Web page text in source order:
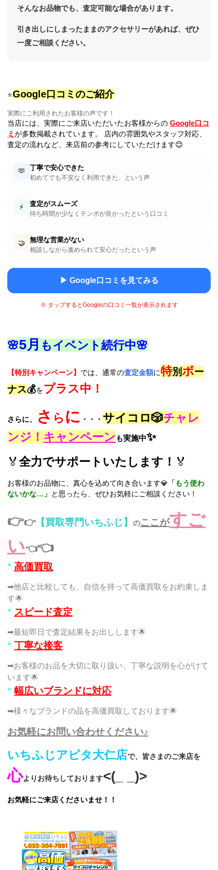
そんなお品物でも、査定可能な場合があります。
引き出しにしまったままのアクセサリーがあれば、ぜひ
一度ご相談ください。
⭐Google口コミのご紹介
実際にご利用されたお客様の声です！
当店には、実際にご来店いただいたお客様からの Google口コ
ミ が多数掲載されています。 店内の雰囲気やスタッフ対応、
査定の流れなど、来店前の参考にしていただけます😊
🫶 丁寧で安心できた
初めてでも不安なく利用できた、という声
⚡ 査定がスムーズ
待ち時間が少なくテンポが良かったという口コミ
🤝 無理な営業がない
相談しながら進められて安心だったという声
▶ Google口コミを見てみる
※ タップするとGoogleの口コミ一覧が表示されます
🌸5月 もイベント続行中🌸
【特別キャンペーン】 では、通常の査定金額に特別ボー
ナス💰をプラス中！
さらに、 さ ら に ・・・ サイコロ🎲チャレ
ンジ！ キャンペーン も実施中✨
🏅 全力でサポートいたします！ 🏅
お客様のお品物に、真心を込めて向き合います💎 「もう使わ
ないかな…」 と思ったら、ぜひお気軽にご相談ください！
👉👉【買取専門いちふじ】 のここがすご
い👈👈
* 高価買取
➡他店と比較しても、自信を持って高価買取をお約束しま
す🌟
* スピード査定
➡最短即日で査定結果をお出しします🌟
* 丁寧な接客
➡お客様のお品を大切に取り扱い、丁寧な説明を心がけて
います🌟
* 幅広いブランドに対応
➡様々なブランドの品を高価買取しております🌟
お気軽にお問い合わせください♪
いちふじアピタ大仁店で、皆さまのご来店を
心よりお待ちしております<(_ _)>
お気軽にご来店くださいませ！！